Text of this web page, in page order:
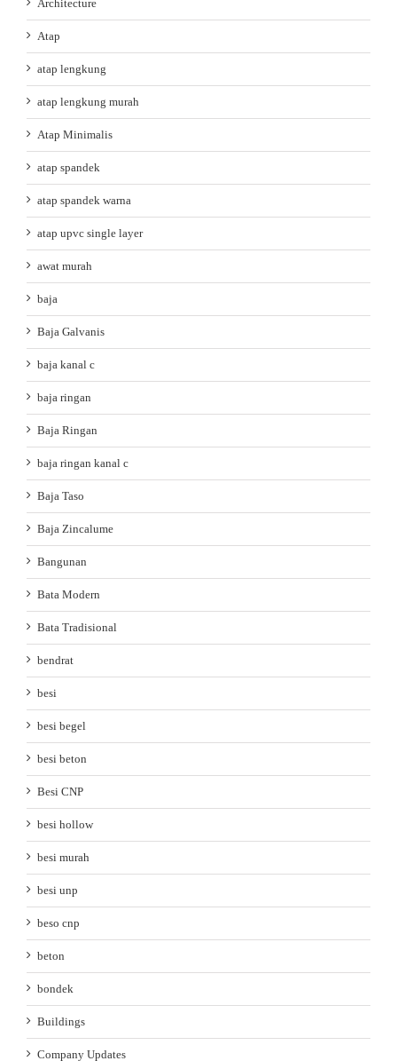
Architecture
Atap
atap lengkung
atap lengkung murah
Atap Minimalis
atap spandek
atap spandek warna
atap upvc single layer
awat murah
baja
Baja Galvanis
baja kanal c
baja ringan
Baja Ringan
baja ringan kanal c
Baja Taso
Baja Zincalume
Bangunan
Bata Modern
Bata Tradisional
bendrat
besi
besi begel
besi beton
Besi CNP
besi hollow
besi murah
besi unp
beso cnp
beton
bondek
Buildings
Company Updates